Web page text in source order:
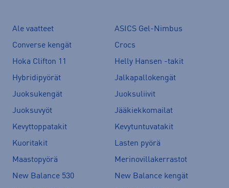
Ale vaatteet
ASICS Gel-Nimbus
Converse kengät
Crocs
Hoka Clifton 11
Helly Hansen -takit
Hybridipyörät
Jalkapallokengät
Juoksukengät
Juoksuliivit
Juoksuvyöt
Jääkiekkomailat
Kevyttoppatakit
Kevytuntuvatakit
Kuoritakit
Lasten pyörä
Maastopyörä
Merinovillakerrastot
New Balance 530
New Balance kengät